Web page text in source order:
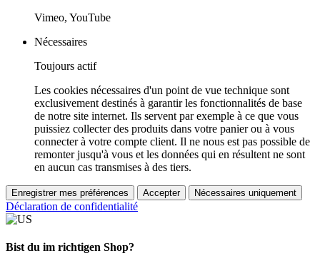
Vimeo, YouTube
Nécessaires
Toujours actif
Les cookies nécessaires d'un point de vue technique sont
exclusivement destinés à garantir les fonctionnalités de base
de notre site internet. Ils servent par exemple à ce que vous
puissiez collecter des produits dans votre panier ou à vous
connecter à votre compte client. Il ne nous est pas possible de
remonter jusqu'à vous et les données qui en résultent ne sont
en aucun cas transmises à des tiers.
Enregistrer mes préférences Accepter Nécessaires uniquement
Déclaration de confidentialité
Bist du im richtigen Shop?